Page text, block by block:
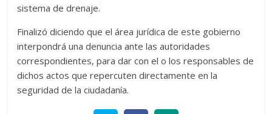
sistema de drenaje.
Finalizó diciendo que el área jurídica de este gobierno
interpondrá una denuncia ante las autoridades
correspondientes, para dar con el o los responsables de
dichos actos que repercuten directamente en la
seguridad de la ciudadanía.